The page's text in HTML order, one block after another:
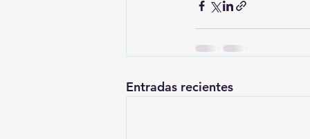
Entradas recientes